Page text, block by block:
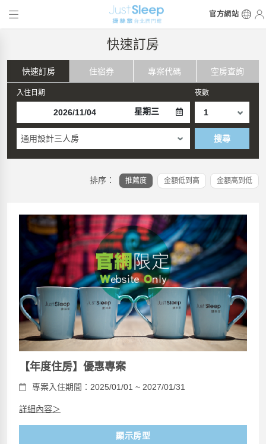
官方網站
快速訂房
快速訂房 住宿券 專案代碼 空房查詢
入住日期
星期三
夜數
通用設計三人房 搜尋
排序： 推薦度 金額低到高 金額高到低
【年度住房】優惠專案
專案入住期間：2025/01/01 ~ 2027/01/31
詳細內容＞
顯示房型